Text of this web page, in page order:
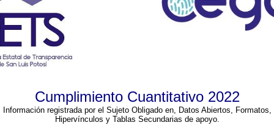
Cumplimiento Cuantitativo 2022
Información registrada por el Sujeto Obligado en, Datos Abiertos, Formatos,
Hipervínculos y Tablas Secundarias de apoyo.